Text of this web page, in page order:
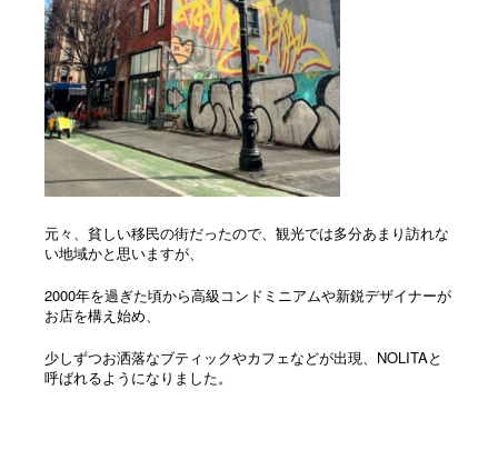
元々、貧しい移民の街だったので、観光では多分あまり訪れな
い地域かと思いますが、
2000年を過ぎた頃から高級コンドミニアムや新鋭デザイナーが
お店を構え始め、
少しずつお洒落なブティックやカフェなどが出現、NOLITAと
呼ばれるようになりました。